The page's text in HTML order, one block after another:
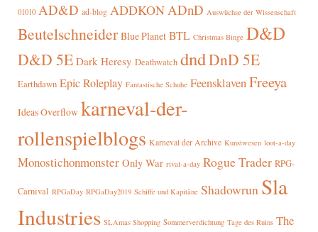
01010 AD&D ad-blog ADDKONADnD Auswüchse der Wissenschaft
Beutelschneider Blue Planet BTL Christmas Binge D&D
D&D 5E Dark Heresy Deathwatch dndDnD 5E
Earthdawn Epic Roleplay Fantastische Schuhe FeensklavenFreeya
Ideas Overflow karneval-der-
rollenspielblogs Karneval der Archive Kunstwesen loot-a-day
Monostichonmonster Only War rival-a-day Rogue Trader RPG-
Carnival RPGaDay RPGaDay2019 Schiffe und Kapitäne Shadowrun Sla
Industries SLAmas Shopping Sommerverdichtung Tage des Ruins The